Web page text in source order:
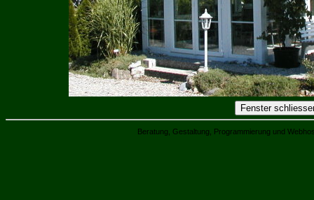
Beratung, Gestaltung, Programmierung und